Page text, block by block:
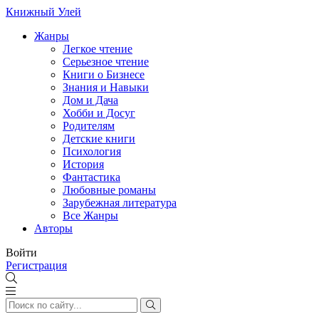
Книжный Улей
Жанры
Легкое чтение
Серьезное чтение
Книги о Бизнесе
Знания и Навыки
Дом и Дача
Хобби и Досуг
Родителям
Детские книги
Психология
История
Фантастика
Любовные романы
Зарубежная литература
Все Жанры
Авторы
Войти
Регистрация